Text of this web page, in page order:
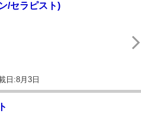
/セラピスト)
日:8月3日